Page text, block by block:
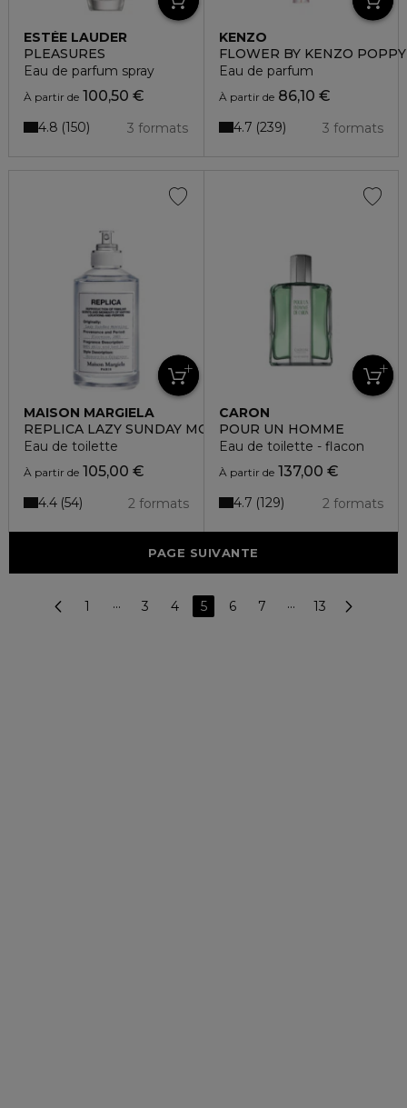
ESTÉE LAUDER
PLEASURES
Eau de parfum spray
À partir de 100,50 €
3 formats
4.8 150
KENZO
FLOWER BY KENZO
Eau de parfum
À partir de86,10 €
3 formats
4.7 239
MAISON MARGIELA
REPLICA LAZY SUNDAY MORNING
Eau de toilette
À partir de 105,00 €
2 formats
4.4 54
CARON
POUR UN HOMME
Eau de toilette - flacon
À partir de137,00 €
2 formats
4.7 129
PAGE SUIVANTE
1 ··· 3 4 5 6 7 ··· 13